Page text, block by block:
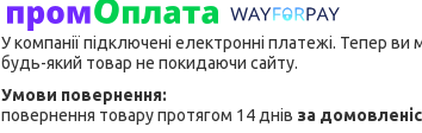
У компанії підключені електронні платежі. Тепер
будь-який товар не покидаючи сайту.
повернення товару протягом 14 днів за